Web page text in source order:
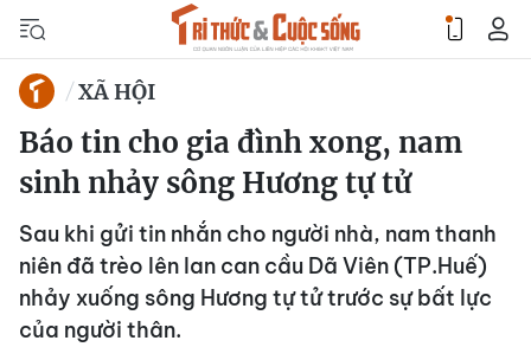
XÃ HỘI
Báo tin cho gia đình xong, nam
sinh nhảy sông Hương tự tử
Sau khi gửi tin nhắn cho người nhà, nam thanh
niên đã trèo lên lan can cầu Dã Viên (TP.Huế)
nhảy xuống sông Hương tự tử trước sự bất lực
của người thân.